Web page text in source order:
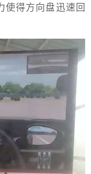
使得方向盘迅速回